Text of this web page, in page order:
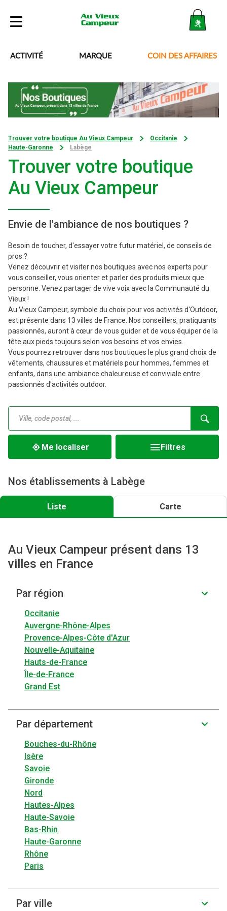
Boutique
Blog
Besoin d’aide ?
Mon compte
ACTIVITÉ MARQUE COIN DES AFFAIRES
Trouver votre boutique Au Vieux Campeur
Occitanie
Haute-Garonne
Labège
Trouver votre boutique
Au Vieux Campeur
Envie de l'ambiance de nos boutiques ?
Besoin de toucher, d'essayer votre futur matériel, de conseils de
pros ?
Venez découvrir et visiter nos boutiques avec nos experts pour
vous conseiller, vous orienter et parler des produits mieux que
personne. Venez partager de vive voix avec la Communauté du
Vieux !
Au Vieux Campeur, symbole du choix pour vos activités d'Outdoor,
est présente dans 13 villes de France. Nos conseillers, pratiquants
passionnés, auront à cœur de vous guider et de vous équiper de la
tête aux pieds toujours selon vos besoins et vos envies.
Vous pourrez retrouver dans nos boutiques le plus grand choix de
vêtements, chaussures et matériels pour hommes, femmes et
enfants, dans une ambiance chaleureuse et conviviale entre
passionnés d'activités outdoor.
Me localiser Filtres
Nos établissements à Labège
Liste Carte
Au Vieux Campeur présent dans 13
villes en France
Par région
Occitanie
Auvergne-Rhône-Alpes
Provence-Alpes-Côte d'Azur
Nouvelle-Aquitaine
Hauts-de-France
Île-de-France
Grand Est
Par département
Bouches-du-Rhône
Isère
Savoie
Gironde
Nord
Hautes-Alpes
Haute-Savoie
Bas-Rhin
Haute-Garonne
Rhône
Paris
Par ville